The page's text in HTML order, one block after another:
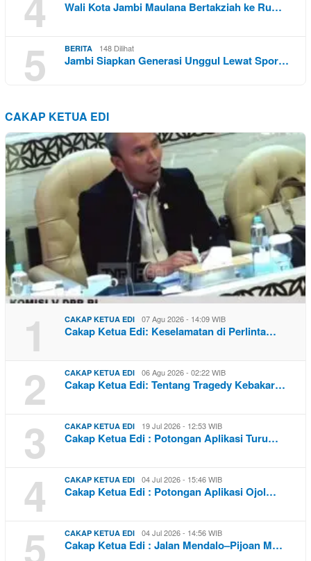
Wali Kota Jambi Maulana Bertakziah ke Ru…
5 BERITA 148 Dilihat
Jambi Siapkan Generasi Unggul Lewat Spor…
CAKAP KETUA EDI
1 CAKAP KETUA EDI 07 Agu 2026 - 14:09 WIB
Cakap Ketua Edi: Keselamatan di Perlinta…
2 CAKAP KETUA EDI 06 Agu 2026 - 02:22 WIB
Cakap Ketua Edi: Tentang Tragedy Kebakar…
3 CAKAP KETUA EDI 19 Jul 2026 - 12:53 WIB
Cakap Ketua Edi : Potongan Aplikasi Turu…
4 CAKAP KETUA EDI 04 Jul 2026 - 15:46 WIB
Cakap Ketua Edi : Potongan Aplikasi Ojol…
5 CAKAP KETUA EDI 04 Jul 2026 - 14:56 WIB
Cakap Ketua Edi : Jalan Mendalo–Pijoan M…